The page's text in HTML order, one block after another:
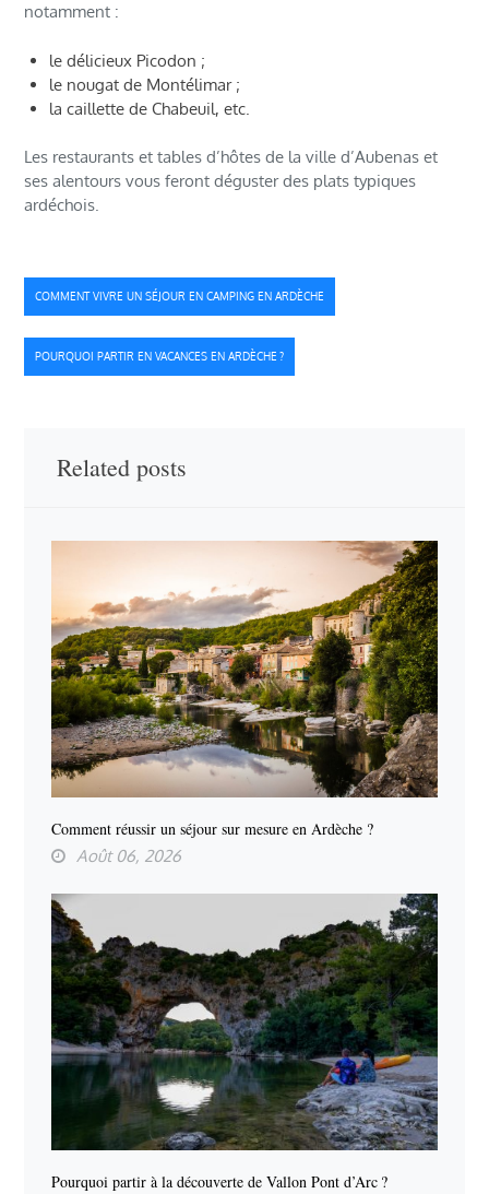
notamment :
le délicieux Picodon ;
le nougat de Montélimar ;
la caillette de Chabeuil, etc.
Les restaurants et tables d’hôtes de la ville d’Aubenas et
ses alentours vous feront déguster des plats typiques
ardéchois.
Navigation
de
l’article
COMMENT VIVRE UN SÉJOUR EN CAMPING EN ARDÈCHE
POURQUOI PARTIR EN VACANCES EN ARDÈCHE ?
Related posts
Comment réussir un séjour sur mesure en Ardèche ?
Août 06, 2026
Pourquoi partir à la découverte de Vallon Pont d’Arc ?